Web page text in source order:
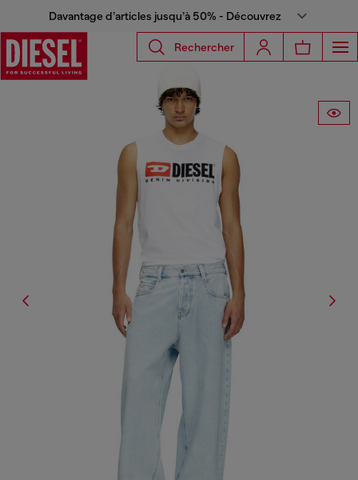
Davantage d’articles jusqu’à 50% - Découvrez
Rechercher